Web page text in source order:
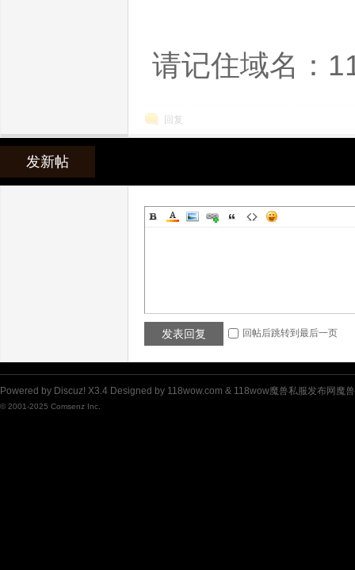
请记住域名：
回复
发新帖
发表回复 回帖后跳转到最后一页
Powered by Discuz! X3.4 Designed by 118wow.com & 118wow魔兽私服发布网魔
© 2001-2025 Comsenz Inc.